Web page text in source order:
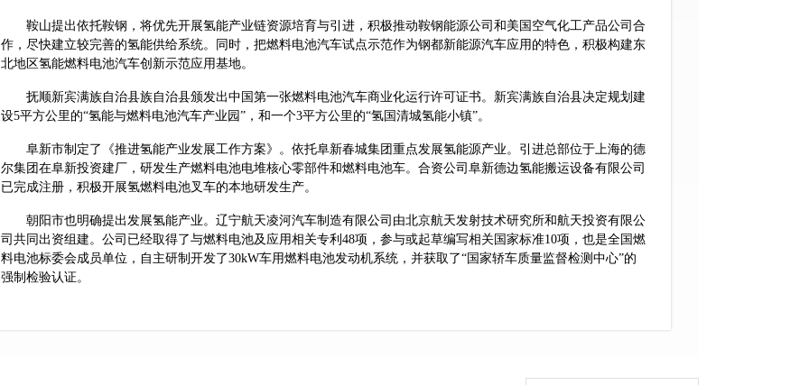
鞍山提出依托鞍钢，将优先开展氢能产业链资源培育与引进，积极推动鞍钢能源公司和美国空气化工产品公司合
作，尽快建立较完善的氢能供给系统。同时，把燃料电池汽车试点示范作为钢都新能源汽车应用的特色，积极构建东
北地区氢能燃料电池汽车创新示范应用基地。
抚顺新宾满族自治县族自治县颁发出中国第一张燃料电池汽车商业化运行许可证书。新宾满族自治县决定规划建
设5平方公里的“氢能与燃料电池汽车产业园”，和一个3平方公里的“氢国清城氢能小镇”。
阜新市制定了《推进氢能产业发展工作方案》。依托阜新春城集团重点发展氢能源产业。引进总部位于上海的德
尔集团在阜新投资建厂，研发生产燃料电池电堆核心零部件和燃料电池车。合资公司阜新德边氢能搬运设备有限公司
已完成注册，积极开展氢燃料电池叉车的本地研发生产。
朝阳市也明确提出发展氢能产业。辽宁航天凌河汽车制造有限公司由北京航天发射技术研究所和航天投资有限公
司共同出资组建。公司已经取得了与燃料电池及应用相关专利48项，参与或起草编写相关国家标准10项，也是全国燃
料电池标委会成员单位，自主研制开发了30kW车用燃料电池发动机系统，并获取了“国家轿车质量监督检测中心”的
强制检验认证。